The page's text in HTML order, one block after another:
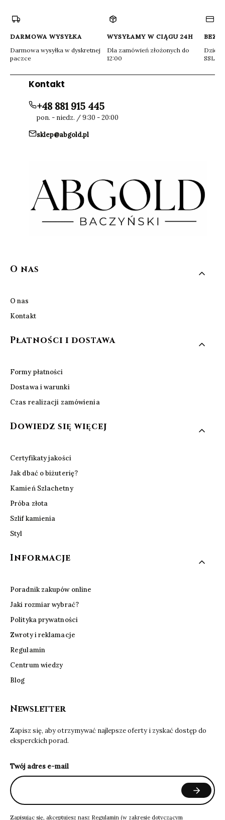
DARMOWA WYSYŁKA
Darmowa wysyłka w dyskretnej
paczce
WYSYŁAMY W CIĄGU 24H
Dla zamówień złożonych do
12:00
Dzięki
SSL
Kontakt
+48 881 915 445
pon. - niedz. / 9:30 - 20:00
sklep@abgold.pl
Linki w stopce
O nas
O nas
Kontakt
Płatności i dostawa
Formy płatności
Dostawa i warunki
Czas realizacji zamówienia
Dowiedz się więcej
Certyfikaty jakości
Jak dbać o biżuterię?
Kamień Szlachetny
Próba złota
Szlif kamienia
Styl
Informacje
Poradnik zakupów online
Jaki rozmiar wybrać?
Polityka prywatności
Zwroty i reklamacje
Regulamin
Centrum wiedzy
Blog
Newsletter
Zapisz się, aby otrzymywać najlepsze oferty i zyskać dostęp do
eksperckich porad.
Twój adres e-mail
Zapisując się, akceptujesz nasz Regulamin (w zakresie dotyczącym